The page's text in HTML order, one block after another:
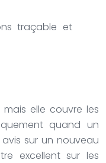
traçable et
mais elle couvre les
quand un
sur un nouveau
excellent sur les